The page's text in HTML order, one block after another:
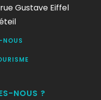
Gustave Eiffel
NOUS ?